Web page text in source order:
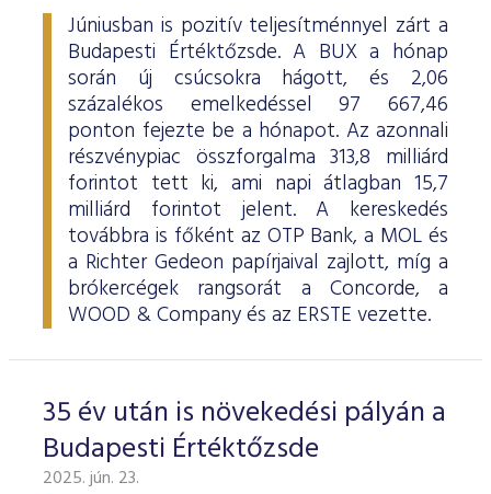
Júniusban is pozitív teljesítménnyel zárt a
Budapesti Értéktőzsde. A BUX a hónap
során új csúcsokra hágott, és 2,06
százalékos emelkedéssel 97 667,46
ponton fejezte be a hónapot. Az azonnali
részvénypiac összforgalma 313,8 milliárd
forintot tett ki, ami napi átlagban 15,7
milliárd forintot jelent. A kereskedés
továbbra is főként az OTP Bank, a MOL és
a Richter Gedeon papírjaival zajlott, míg a
brókercégek rangsorát a Concorde, a
WOOD & Company és az ERSTE vezette.
35 év után is növekedési pályán a
Budapesti Értéktőzsde
2025. jún. 23.